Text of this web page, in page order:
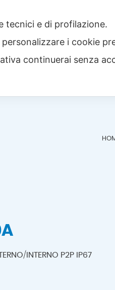
INTERNO P2P IP67
tecnici e di profilazione.
i cookie
continuerai senza